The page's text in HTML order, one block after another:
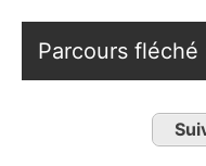
Parcours